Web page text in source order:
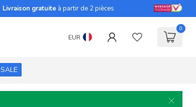
Livraison gratuite à partir de 2 pièces
EUR
0
SALE